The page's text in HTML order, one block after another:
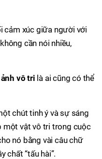
cảm xúc giữa người với
cần nói nhiều,
vô tri là ai cũng có thể
chút tinh ý và sự sáng
một vật vô tri trong cuộc
nó bằng vài câu chữ
chất “tấu hài”.